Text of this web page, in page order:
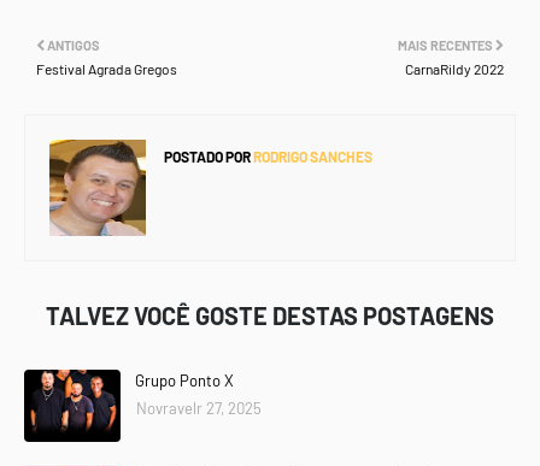
MAIS RECENTES
CarnaRildy 2022
ANTIGOS
Festival Agrada Gregos
POSTADO PORRODRIGO SANCHES
TALVEZ VOCÊ GOSTE DESTAS POSTAGENS
Grupo Ponto X
Novravelr 27, 2025